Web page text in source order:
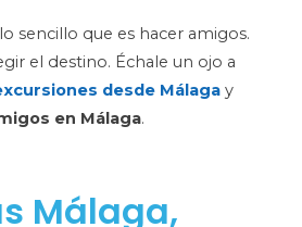
sencillo que es hacer amigos.
el destino. Échale un ojo a
desde Málaga y
en Málaga.
Málaga,